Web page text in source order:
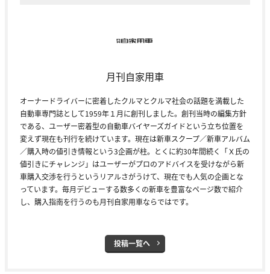
月刊自家用車
オーナードライバーに密着したクルマとクルマ社会の話題を満載した
自動車専門誌として1959年１月に創刊しました。創刊当時の編集方針
である、ユーザー密着型の自動車バイヤーズガイドという立ち位置を
変えず現在も刊行を続けています。現在は新車スクープ／新車アルバム
／購入時の値引き情報という3企画が柱。とくに約30年間続く「Ｘ氏の
値引きにチャレンジ」はユーザーがプロのアドバイスを受けながら新
車購入交渉を行うというリアルさがうけて、現在でも人気の企画とな
っています。毎月デビューする数多くの新車を豊富なページ数で紹介
し、購入指南を行うのも月刊自家用車ならではです。
投稿一覧へ